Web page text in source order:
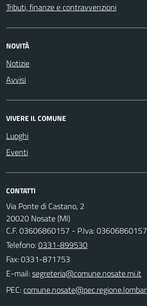
Tributi, finanze e contravvenzioni
NOVITÀ
Notizie
Avvisi
VIVERE IL COMUNE
Luoghi
Eventi
CONTATTI
Via Ponte di Castano, 2
20020 Nosate (MI)
C.F. 03606860157 - P.Iva: 03606860157
Telefono:0331-899530
Fax: 0331-871753
E-mail:
PEC: